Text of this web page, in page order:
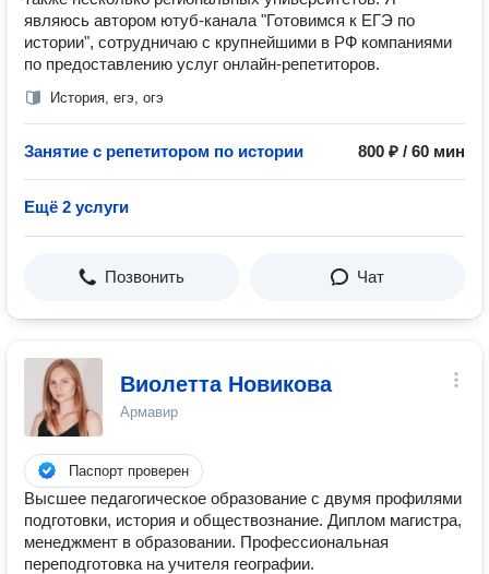
являюсь автором ютуб-канала "Готовимся к ЕГЭ по
истории", сотрудничаю с крупнейшими в РФ компаниями
по предоставлению услуг онлайн-репетиторов.
История, егэ, огэ
Занятие с репетитором по истории 800 ₽ / 60 мин
Ещё 2 услуги
Позвонить Чат
Виолетта Новикова
Армавир
Паспорт проверен
Высшее педагогическое образование с двумя профилями
подготовки, история и обществознание. Диплом магистра,
менеджмент в образовании. Профессиональная
переподготовка на учителя географии.